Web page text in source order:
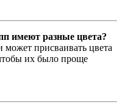
имеют разные цвета?
присваивать цвета
их было проще